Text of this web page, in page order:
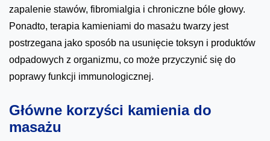
zapalenie stawów, fibromialgia i chroniczne bóle głowy.
Ponadto, terapia kamieniami do masażu twarzy jest
postrzegana jako sposób na usunięcie toksyn i produktów
odpadowych z organizmu, co może przyczynić się do
poprawy funkcji immunologicznej.
Główne korzyści kamienia do
masażu